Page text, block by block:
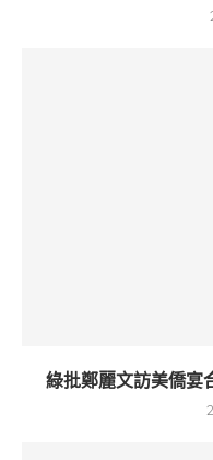
綠批鄭麗文訪美僑